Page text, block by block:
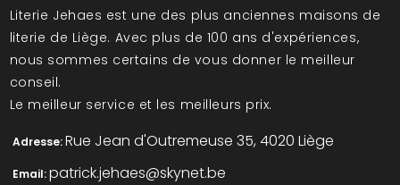
Literie Jehaes est une des plus anciennes maisons de
literie de Liège. Avec plus de 100 ans d'expériences,
nous sommes certains de vous donner le meilleur
conseil.
Le meilleur service et les meilleurs prix.
Adresse: Rue Jean d'Outremeuse 35, 4020 Liège
Email: patrick.jehaes@skynet.be